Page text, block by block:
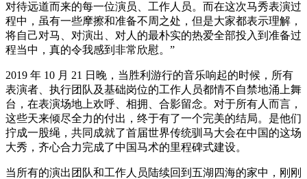
对待远道而来的每一位演员、工作人员。而在这次马秀表演过
程中，虽有一些摩擦和准备不周之处，但是大家都表示理解，
将自己对马、对演出、对人的最朴实的热爱全部投入到准备过
程当中，真的令我感到非常欣慰。”
2019 年 10 月 21 日晚，当胜利游行的音乐响起的时候，所有
表演者、执行团队及基础岗位的工作人员都情不自禁地涌上舞
台，在表演场地上欢呼、相拥、合影留念。对于所有人而言，
这些天来倾尽全力的付出，终于有了一个完美的结局。是他们
拧成一股绳，共同成就了首届世界传统驯马大会在中国的这场
大秀，齐心合力完成了中国马术的里程碑式建设。
当所有的演出团队和工作人员陆续回到五湖四海的家中，刚刚